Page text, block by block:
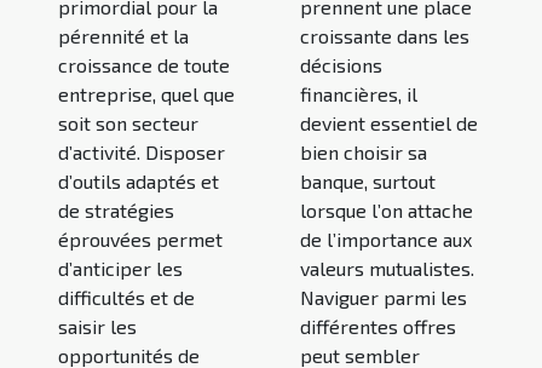
primordial pour la
pérennité et la
croissance de toute
entreprise, quel que
soit son secteur
d’activité. Disposer
d’outils adaptés et
de stratégies
éprouvées permet
d’anticiper les
difficultés et de
saisir les
opportunités de
prennent une place
croissante dans les
décisions
financières, il
devient essentiel de
bien choisir sa
banque, surtout
lorsque l’on attache
de l’importance aux
valeurs mutualistes.
Naviguer parmi les
différentes offres
peut sembler